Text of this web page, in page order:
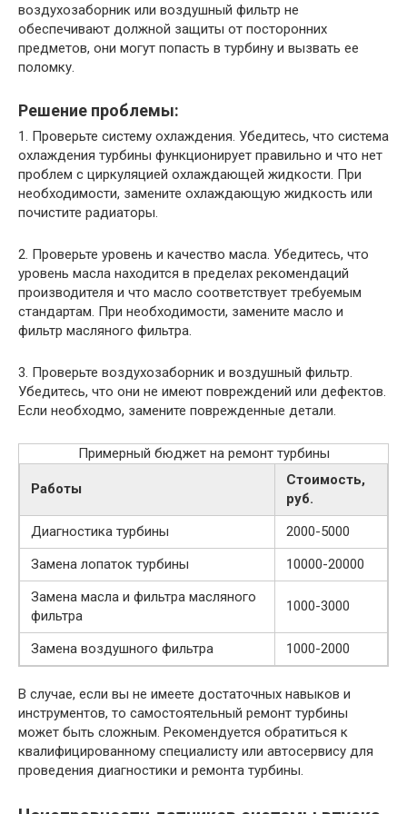
воздухозаборник или воздушный фильтр не
обеспечивают должной защиты от посторонних
предметов, они могут попасть в турбину и вызвать ее
поломку.
Решение проблемы:
1. Проверьте систему охлаждения. Убедитесь, что система
охлаждения турбины функционирует правильно и что нет
проблем с циркуляцией охлаждающей жидкости. При
необходимости, замените охлаждающую жидкость или
почистите радиаторы.
2. Проверьте уровень и качество масла. Убедитесь, что
уровень масла находится в пределах рекомендаций
производителя и что масло соответствует требуемым
стандартам. При необходимости, замените масло и
фильтр масляного фильтра.
3. Проверьте воздухозаборник и воздушный фильтр.
Убедитесь, что они не имеют повреждений или дефектов.
Если необходмо, замените поврежденные детали.
Примерный бюджет на ремонт турбины
Работы
Стоимость,
руб.
Диагностика турбины
2000-5000
Замена лопаток турбины
10000-20000
Замена масла и фильтра масляного
фильтра
1000-3000
Замена воздушного фильтра 1000-2000
В случае, если вы не имеете достаточных навыков и
инструментов, то самостоятельный ремонт турбины
может быть сложным. Рекомендуется обратиться к
квалифицированному специалисту или автосервису для
проведения диагностики и ремонта турбины.